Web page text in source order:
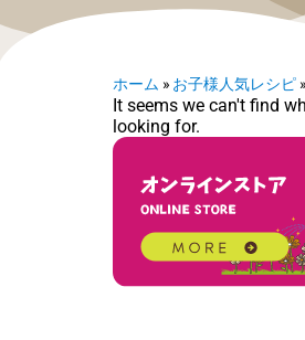
ホーム » お子様人気レシピ »
It seems we can't find
looking for.